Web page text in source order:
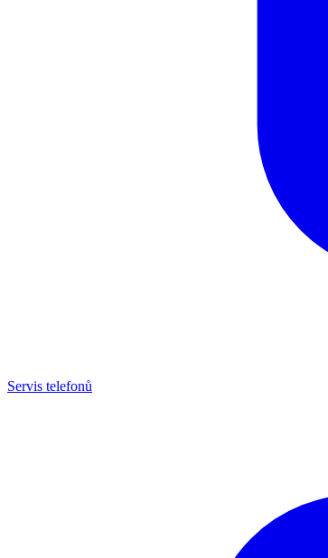
Servis telefonů